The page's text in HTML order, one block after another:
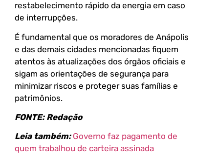
restabelecimento rápido da energia em caso
de interrupções.
É fundamental que os moradores de Anápolis
e das demais cidades mencionadas fiquem
atentos às atualizações dos órgãos oficiais e
sigam as orientações de segurança para
minimizar riscos e proteger suas famílias e
patrimônios.
FONTE: Redação
Leia também: Governo faz pagamento de
quem trabalhou de carteira assinada